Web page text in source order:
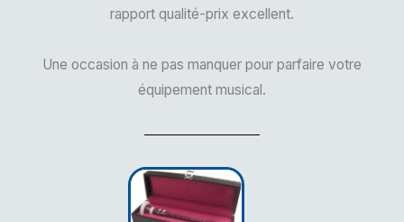
rapport qualité-prix excellent.
Une occasion à ne pas manquer pour parfaire votre
équipement musical.